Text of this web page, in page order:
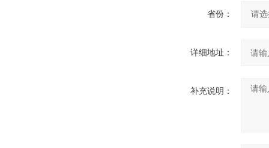
省份：
详细地址：
补充说明：